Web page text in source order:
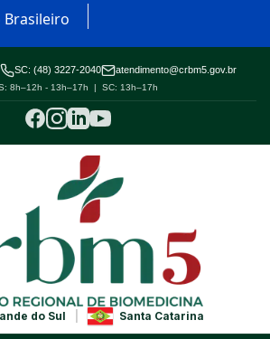
SC: (48) 3227-2040 atendimento@crbm5.gov.br
8h–12h - 13h–17h | SC: 13h–17h
do Sul Santa Catarina